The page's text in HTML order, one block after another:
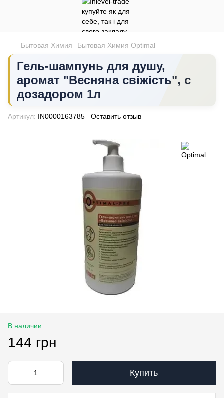
Бытовая Химия Бытовая Химия Optimal
Гель-шампунь для душу,
аромат "Весняна свіжість", с
дозадором 1л
Артикул: IN0000163785 Оставить отзыв
В наличии
144 грн
Купить